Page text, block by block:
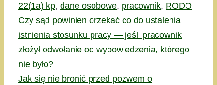
22(1a) kp, dane osobowe, pracownik, RODO
Czy sąd powinien orzekać co do ustalenia
istnienia stosunku pracy — jeśli pracownik
złożył odwołanie od wypowiedzenia, którego
nie było?
Jak się nie bronić przed pozwem o